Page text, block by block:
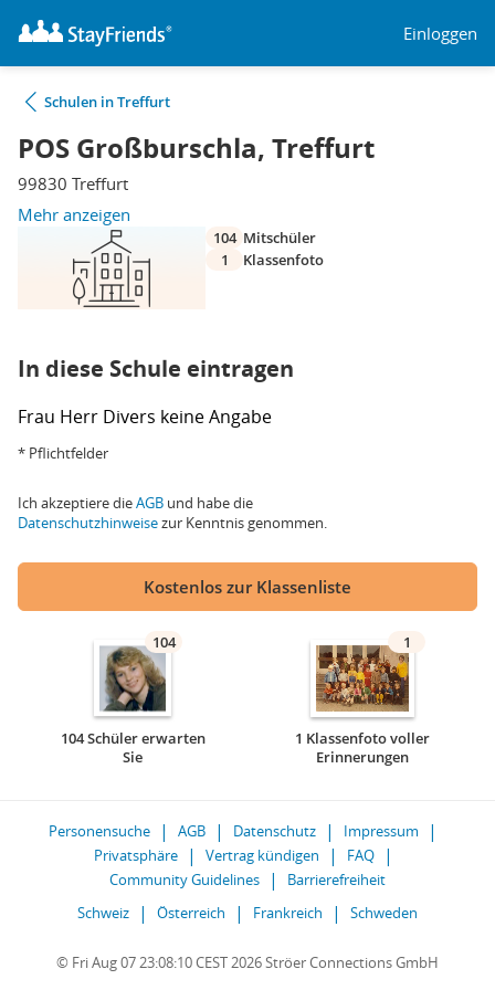
Einloggen
Schulen in Treffurt
POS Großburschla, Treffurt
99830 Treffurt
Mehr anzeigen
104 Mitschüler
1
Klassenfoto
In diese Schule eintragen
Frau Herr Divers keine Angabe
* Pflichtfelder
Ich akzeptiere dieAGB und habe die
Datenschutzhinweisezur Kenntnis genommen.
Kostenlos zur Klassenliste
104
104 Schüler erwarten
Sie
1
1 Klassenfoto voller
Erinnerungen
Personensuche AGB Datenschutz
Impressum
Privatsphäre
Vertrag kündigen
FAQ
Community Guidelines
Barrierefreiheit
Schweiz
Österreich Frankreich Schweden
© Fri Aug 07 23:08:10 CEST 2026 Ströer Connections GmbH